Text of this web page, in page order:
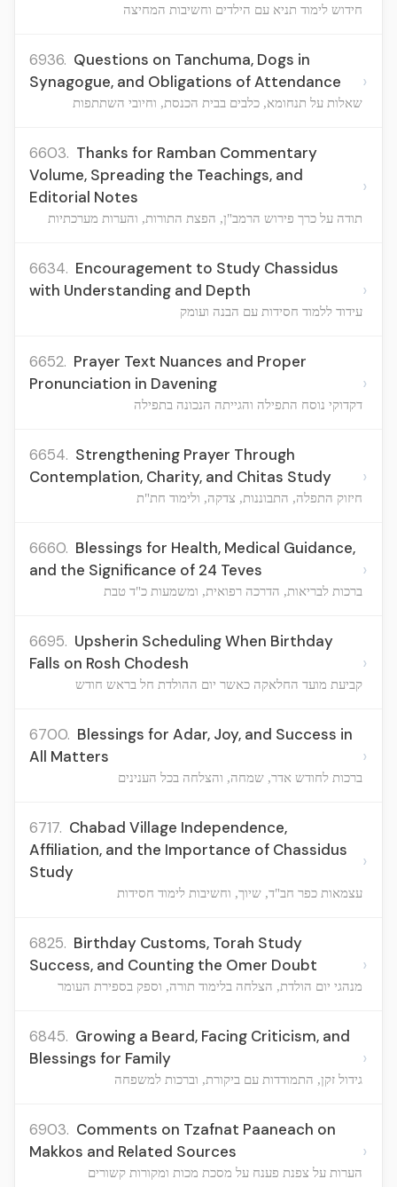
חידוש לימוד תניא עם הילדים וחשיבות המחיצה
6936. Questions on Tanchuma, Dogs in
Synagogue, and Obligations of Attendance
שאלות על תנחומא, כלבים בבית הכנסת, וחיובי השתתפות
›
6603. Thanks for Ramban Commentary
Volume, Spreading the Teachings, and
Editorial Notes
תודה על כרך פירוש הרמב"ן, הפצת התורות, והערות מערכתיות
›
6634. Encouragement to Study Chassidus
with Understanding and Depth
עידוד ללמוד חסידות עם הבנה ועומק
›
6652. Prayer Text Nuances and Proper
Pronunciation in Davening
דקדוקי נוסח התפילה והגייתה הנכונה בתפילה
›
6654. Strengthening Prayer Through
Contemplation, Charity, and Chitas Study
חיזוק התפלה, התבוננות, צדקה, ולימוד חת"ת
›
6660. Blessings for Health, Medical Guidance,
and the Significance of 24 Teves
ברכות לבריאות, הדרכה רפואית, ומשמעות כ"ד טבת
›
6695. Upsherin Scheduling When Birthday
Falls on Rosh Chodesh
קביעת מועד החלאקה כאשר יום ההולדת חל בראש חודש
›
6700. Blessings for Adar, Joy, and Success in
All Matters
ברכות לחודש אדר, שמחה, והצלחה בכל הענינים
›
6717. Chabad Village Independence,
Affiliation, and the Importance of Chassidus
Study
עצמאות כפר חב"ד, שיוך, וחשיבות לימוד חסידות
›
6825. Birthday Customs, Torah Study
Success, and Counting the Omer Doubt
מנהגי יום הולדת, הצלחה בלימוד תורה, וספק בספירת העומר
›
6845. Growing a Beard, Facing Criticism, and
Blessings for Family
גידול זקן, התמודדות עם ביקורת, וברכות למשפחה
›
6903. Comments on Tzafnat Paaneach on
Makkos and Related Sources
הערות על צפנת פענח על מסכת מכות ומקורות קשורים
›